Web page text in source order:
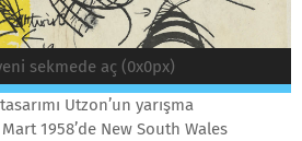
sekmede aç (0x0px)
Utzon’un yarışma
1958’de New South Wales